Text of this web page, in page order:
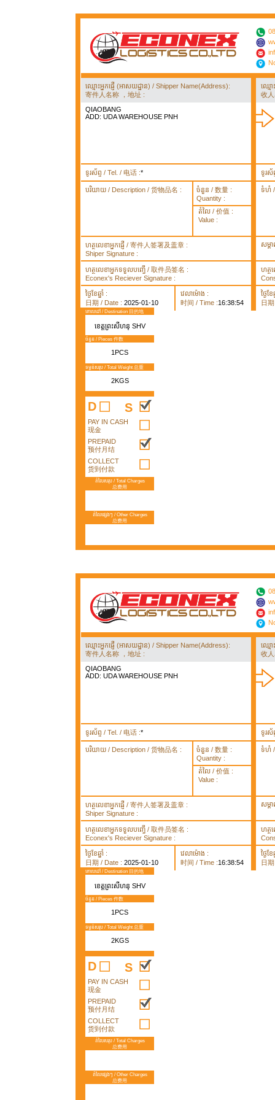
ឈ្មោះអ្នកផ្ញើ (អាសយដ្ឋាន) / Shipper Name(Address):
寄件人名称 ，地址 :
QIAOBANG
ADD: UDA WAREHOUSE PNH
ឈ្មោ
收
ទូរស័ព្ទ / Tel. / 电话 :* ទូរស័
បរិយាយ / Description / 货物品名 :
ចំនួន / 数量 :
Quantity :
តំលៃ / 价值 :
Value :
ទំហំ /
ហត្ថលេខាអ្នកផ្ញើ / 寄件人签署及盖章 :
Shiper Signature :
សម្គ
ហត្ថលេខាអ្នកទទួលបញ្ធើ / 取件员签名 :
Econex's Reciever Signature :
ហត្ថ
ថ្ងៃខែឆ្នាំ :
日期 / Date : 2025-01-10
វេលាម៉ោង :
时间 / Time :16:38:54
ថ្ងៃខែ
日
គោលដៅ / Destination 目的地
ខេត្តព្រះសីហនុ SHV
ចំនួន / Pieces 件数
1PCS
ទម្ងន់សរុប / Total Weight 总重
2KGS
D S
PAY IN CASH
现金
PREPAID
预付月结
COLLECT
货到付款
តំលៃសរុប / Total Charges
总费用
តំលៃផ្សេងៗ / Other Charges
总费用
ឈ្មោះអ្នកផ្ញើ (អាសយដ្ឋាន) / Shipper Name(Address):
寄件人名称 ，地址 :
QIAOBANG
ADD: UDA WAREHOUSE PNH
ឈ្មោ
收
ទូរស័ព្ទ / Tel. / 电话 :* ទូរស័
បរិយាយ / Description / 货物品名 :
ចំនួន / 数量 :
Quantity :
តំលៃ / 价值 :
Value :
ទំហំ /
ហត្ថលេខាអ្នកផ្ញើ / 寄件人签署及盖章 :
Shiper Signature :
សម្គ
ហត្ថលេខាអ្នកទទួលបញ្ធើ / 取件员签名 :
Econex's Reciever Signature :
ហត្ថ
ថ្ងៃខែឆ្នាំ :
日期 / Date : 2025-01-10
វេលាម៉ោង :
时间 / Time :16:38:54
ថ្ងៃខែ
日
គោលដៅ / Destination 目的地
ខេត្តព្រះសីហនុ SHV
ចំនួន / Pieces 件数
1PCS
ទម្ងន់សរុប / Total Weight 总重
2KGS
D S
PAY IN CASH
现金
PREPAID
预付月结
COLLECT
货到付款
តំលៃសរុប / Total Charges
总费用
តំលៃផ្សេងៗ / Other Charges
总费用